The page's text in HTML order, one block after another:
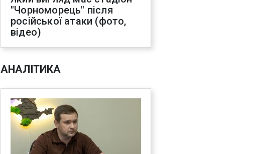
"Чорноморець" після
російської атаки (фото,
відео)
АНАЛІТИКА